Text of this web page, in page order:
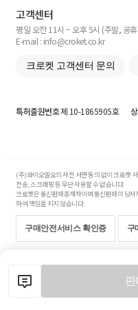
판
고객센터
평일 오전 11시 ~ 오후 5시 (주말, 공
E-mail : info@croket.co.kr
크로켓 고객센터 문의
특허출원번호제 10-1865905호
(주)와이오엘오의 사전 서면 동의 없이 크로켓
전송, 스크래핑 등 무단 사용할 수 없습니다.
크로켓은 통신판매중개자이며 통신판매의 당
하여 책임을 지지 않습니다.
구매안전서비스 확인증 구